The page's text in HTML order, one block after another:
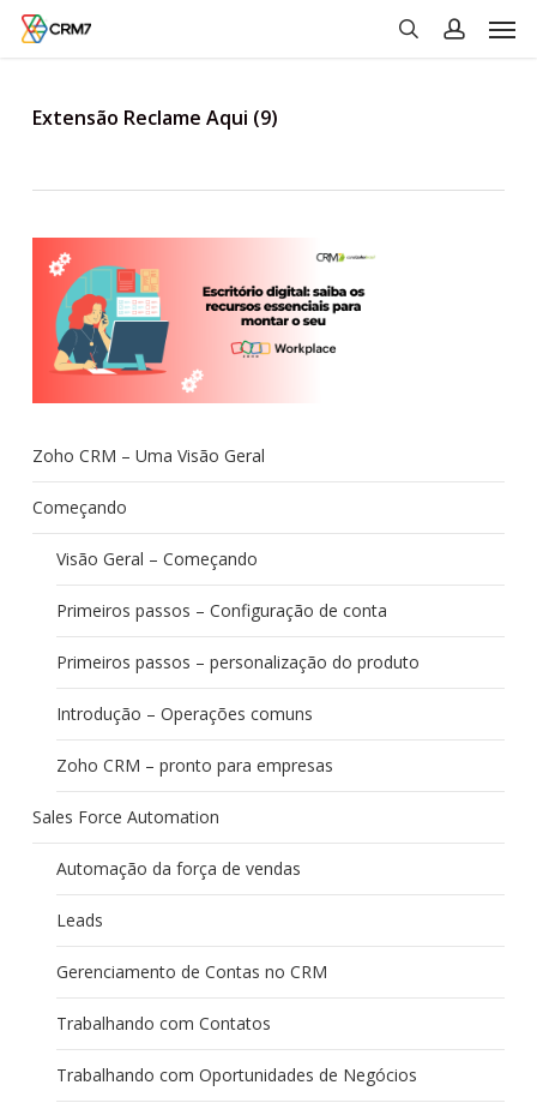
Skip
contentExtensão Reclame Aqui (9)
Zoho CRM – Uma Visão Geral
Começando
Visão Geral – Começando
Primeiros passos – Configuração de conta
Primeiros passos – personalização do produto
Introdução – Operações comuns
Zoho CRM – pronto para empresas
Sales Force Automation
Automação da força de vendas
Leads
Gerenciamento de Contas no CRM
Trabalhando com Contatos
Trabalhando com Oportunidades de Negócios